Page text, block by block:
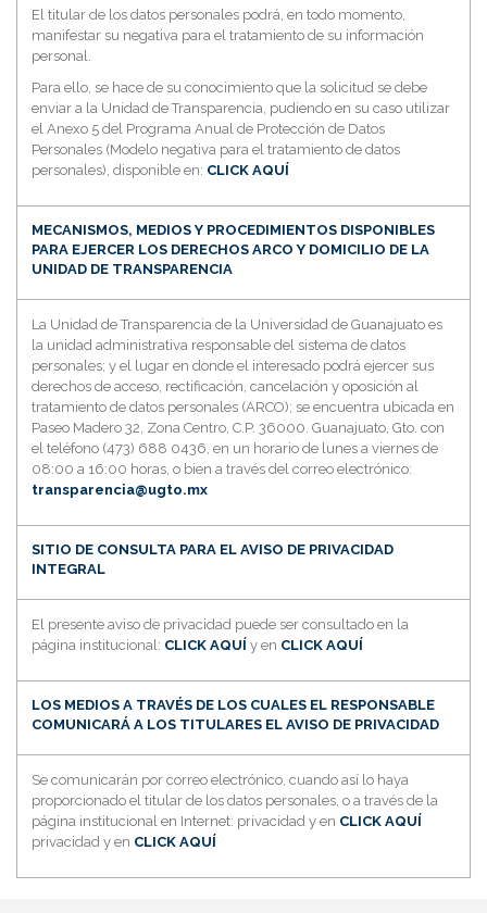
El titular de los datos personales podrá, en todo momento,
manifestar su negativa para el tratamiento de su información
personal.
Para ello, se hace de su conocimiento que la solicitud se debe
enviar a la Unidad de Transparencia, pudiendo en su caso utilizar
el Anexo 5 del Programa Anual de Protección de Datos
Personales (Modelo negativa para el tratamiento de datos
personales), disponible en: CLICK AQUÍ
MECANISMOS, MEDIOS Y PROCEDIMIENTOS DISPONIBLES
PARA EJERCER LOS DERECHOS ARCO Y DOMICILIO DE LA
UNIDAD DE TRANSPARENCIA
La Unidad de Transparencia de la Universidad de Guanajuato es
la unidad administrativa responsable del sistema de datos
personales; y el lugar en donde el interesado podrá ejercer sus
derechos de acceso, rectificación, cancelación y oposición al
tratamiento de datos personales (ARCO); se encuentra ubicada en
Paseo Madero 32, Zona Centro, C.P. 36000. Guanajuato, Gto. con
el teléfono (473) 688 0436, en un horario de lunes a viernes de
08:00 a 16:00 horas, o bien a través del correo electrónico:
transparencia@ugto.mx
SITIO DE CONSULTA PARA EL AVISO DE PRIVACIDAD
INTEGRAL
El presente aviso de privacidad puede ser consultado en la
página institucional: CLICK AQUÍ y en CLICK AQUÍ
LOS MEDIOS A TRAVÉS DE LOS CUALES EL RESPONSABLE
COMUNICARÁ A LOS TITULARES EL AVISO DE PRIVACIDAD
Se comunicarán por correo electrónico, cuando así lo haya
proporcionado el titular de los datos personales, o a través de la
página institucional en Internet: privacidad y en CLICK AQUÍ
privacidad y en CLICK AQUÍ